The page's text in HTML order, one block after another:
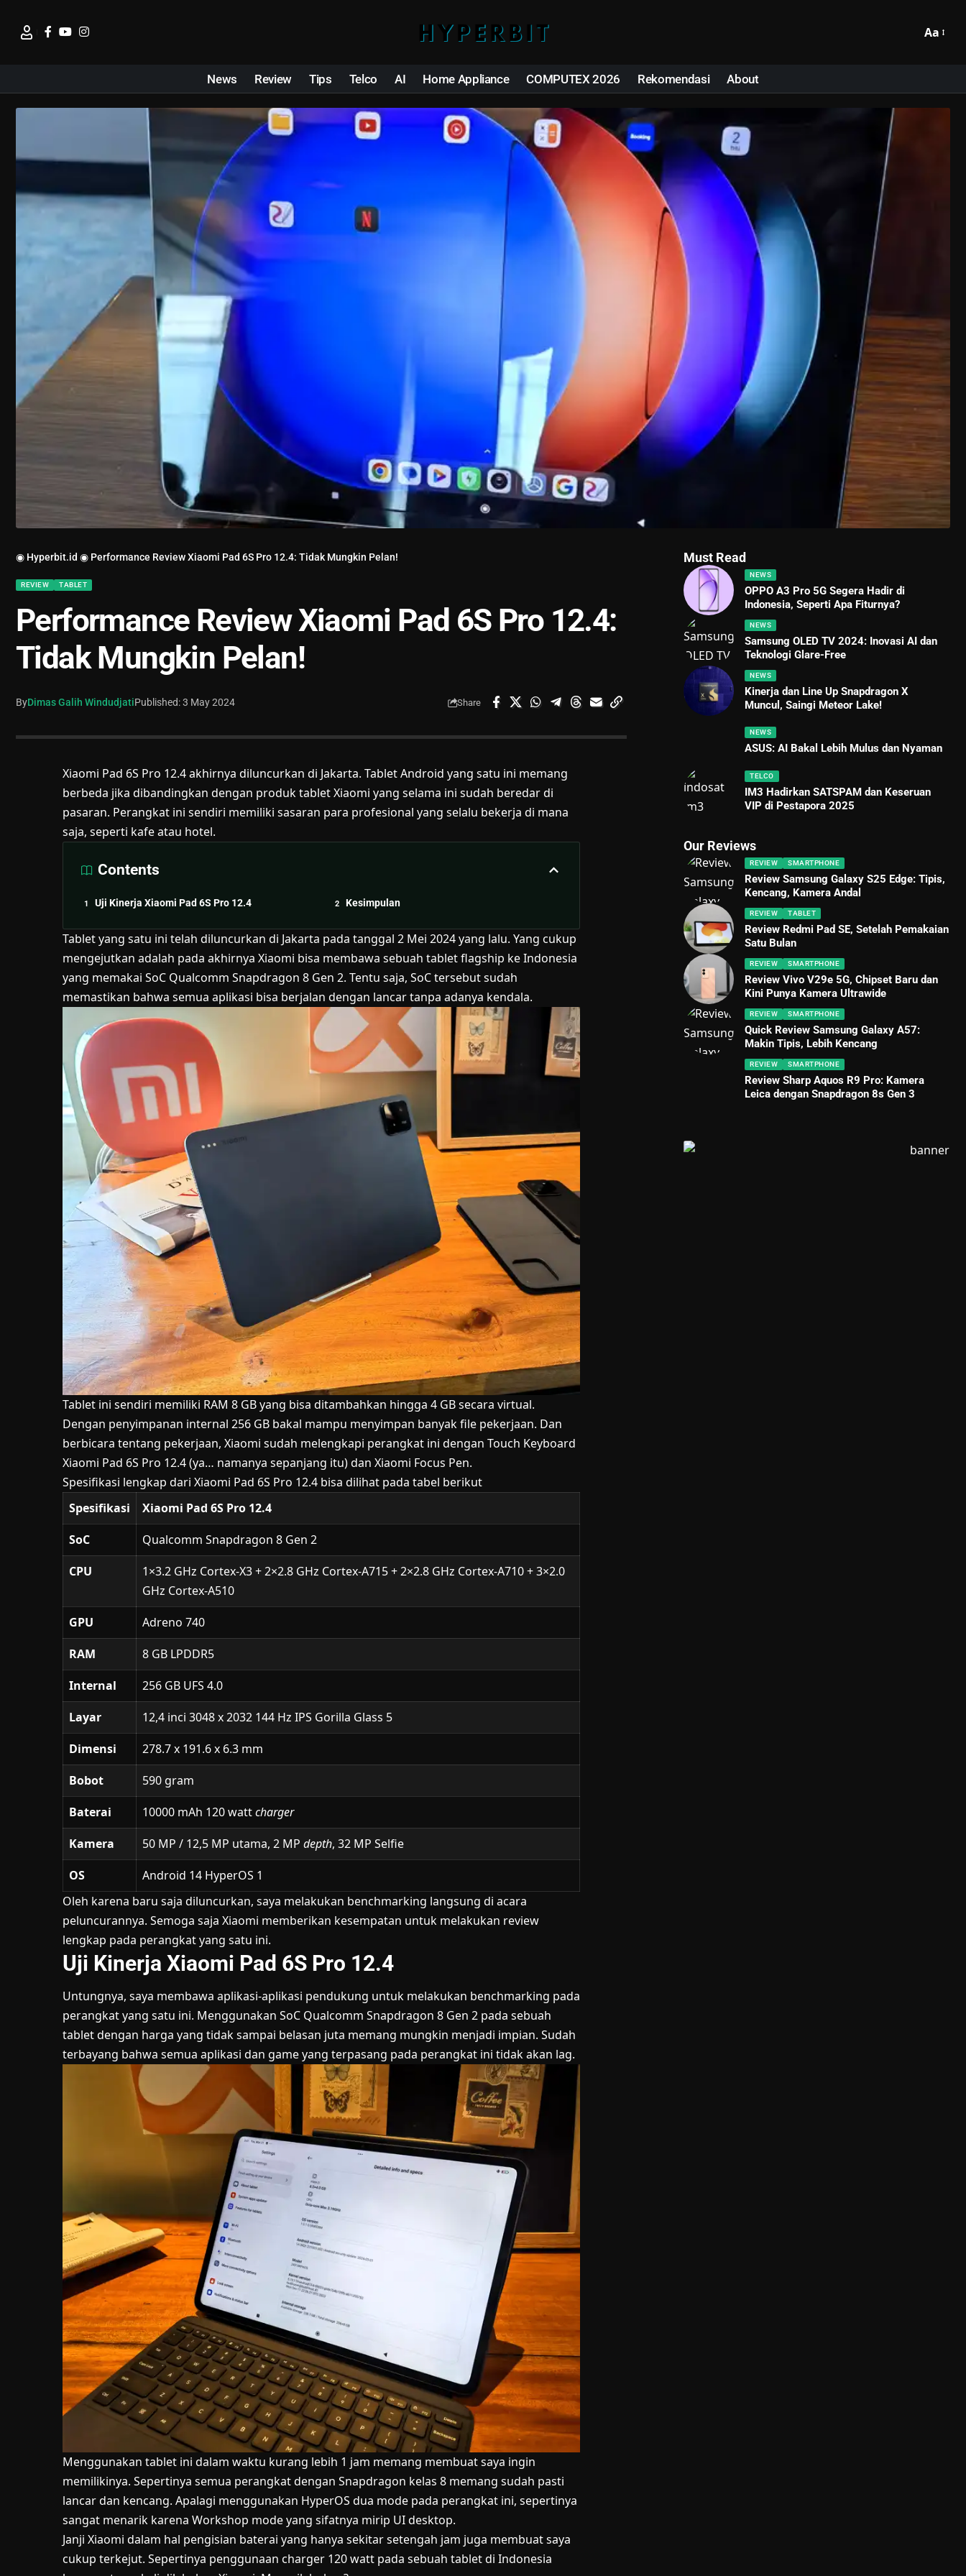
Aa
News Review Tips Telco AI Home Appliance COMPUTEX 2026 Rekomendasi About
◉ Hyperbit.id ◉ Performance Review Xiaomi Pad 6S Pro 12.4: Tidak Mungkin Pelan!
REVIEW TABLET
Performance Review Xiaomi Pad 6S Pro 12.4:
Tidak Mungkin Pelan!
ByDimas Galih WindudjatiPublished: 3 May 2024 Share
Xiaomi Pad 6S Pro 12.4 akhirnya diluncurkan di Jakarta. Tablet Android yang satu ini memang
berbeda jika dibandingkan dengan produk tablet Xiaomi yang selama ini sudah beredar di
pasaran. Perangkat ini sendiri memiliki sasaran para profesional yang selalu bekerja di mana
saja, seperti kafe atau hotel.
Contents
Uji Kinerja Xiaomi Pad 6S Pro 12.4 Kesimpulan
Tablet yang satu ini telah diluncurkan di Jakarta pada tanggal 2 Mei 2024 yang lalu. Yang cukup
mengejutkan adalah pada akhirnya Xiaomi bisa membawa sebuah tablet flagship ke Indonesia
yang memakai SoC Qualcomm Snapdragon 8 Gen 2. Tentu saja, SoC tersebut sudah
memastikan bahwa semua aplikasi bisa berjalan dengan lancar tanpa adanya kendala.
Tabletini sendiri memiliki RAM 8 GB yang bisa ditambahkan hingga 4 GB secara virtual.
Dengan penyimpanan internal 256 GB bakal mampu menyimpan banyak file pekerjaan. Dan
berbicara tentang pekerjaan, Xiaomi sudah melengkapi perangkat ini dengan Touch Keyboard
Xiaomi Pad 6S Pro 12.4 (ya… namanya sepanjang itu) dan Xiaomi Focus Pen.
Spesifikasi lengkap dari Xiaomi Pad 6S Pro 12.4 bisa dilihat pada tabel berikut
Spesifikasi
Xiaomi Pad 6S Pro 12.4
SoC
Qualcomm Snapdragon 8 Gen 2
CPU
1×3.2 GHz Cortex-X3 + 2×2.8 GHz Cortex-A715 + 2×2.8 GHz Cortex-A710 + 3×2.0
GHz Cortex-A510
GPU
Adreno 740
RAM
8 GB LPDDR5
Internal
256 GB UFS 4.0
Layar
12,4 inci 3048 x 2032 144 Hz IPS Gorilla Glass 5
Dimensi
278.7 x 191.6 x 6.3 mm
Bobot
590 gram
Baterai
10000 mAh 120 wattcharger
Kamera
50 MP / 12,5 MP utama, 2 MP depth, 32 MP Selfie
OS
Android 14 HyperOS 1
Oleh karena baru saja diluncurkan, saya melakukan benchmarking langsung di acara
peluncurannya. Semoga saja Xiaomi memberikan kesempatan untuk melakukan review
lengkap pada perangkat yang satu ini.
Uji Kinerja Xiaomi Pad 6S Pro 12.4
Untungnya, saya membawa aplikasi-aplikasi pendukung untuk melakukan benchmarking pada
perangkat yang satu ini. Menggunakan SoC Qualcomm Snapdragon 8 Gen 2 pada sebuah
tablet dengan harga yang tidak sampai belasan juta memang mungkin menjadi impian. Sudah
terbayang bahwa semua aplikasi dan game yang terpasang pada perangkat ini tidak akan lag.
Menggunakan tablet ini dalam waktu kurang lebih 1 jam memang membuat saya ingin
memilikinya. Sepertinya semua perangkat dengan Snapdragon kelas 8 memang sudah pasti
lancar dan kencang. Apalagi menggunakan HyperOS dua mode pada perangkat ini, sepertinya
sangat menarik karena Workshop mode yang sifatnya mirip UI desktop.
Janji Xiaomi dalam hal pengisian baterai yang hanya sekitar setengah jam juga membuat saya
cukup terkejut. Sepertinya penggunaan charger 120 watt pada sebuah tablet di Indonesia
Must Read
NEWS
OPPO A3 Pro 5G Segera Hadir di
Indonesia, Seperti Apa Fiturnya?
NEWS
Samsung OLED TV 2024: Inovasi AI dan
Teknologi Glare-Free
NEWS
Kinerja dan Line Up Snapdragon X
Muncul, Saingi Meteor Lake!
NEWS
ASUS: AI Bakal Lebih Mulus dan Nyaman
TELCO
IM3 Hadirkan SATSPAM dan Keseruan
VIP di Pestapora 2025
Our Reviews
REVIEW SMARTPHONE
Review Samsung Galaxy S25 Edge: Tipis,
Kencang, Kamera Andal
REVIEW TABLET
Review Redmi Pad SE, Setelah Pemakaian
Satu Bulan
REVIEW SMARTPHONE
Review Vivo V29e 5G, Chipset Baru dan
Kini Punya Kamera Ultrawide
REVIEW SMARTPHONE
Quick Review Samsung Galaxy A57:
Makin Tipis, Lebih Kencang
REVIEW SMARTPHONE
Review Sharp Aquos R9 Pro: Kamera
Leica dengan Snapdragon 8s Gen 3